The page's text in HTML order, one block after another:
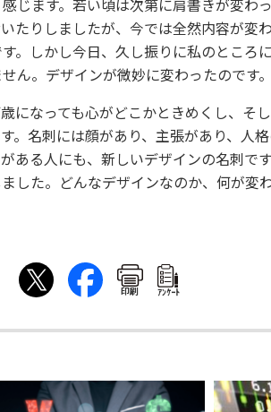
じます。若い頃は次第に肩書きが変わ
たりしましたが、今では全然内容が変
。しかし今日、久し振りに私のところ
ん。デザインが微妙に変わったのです
になっても心がどこかときめくし、そ
。名刺には顔があり、主張があり、人
ある人にも、新しいデザインの名刺で
した。どんなデザインなのか、何が変
印刷 ｱﾝｹｰﾄ